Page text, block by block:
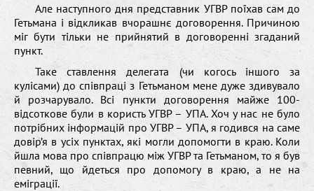
Але наступного дня представник УГВР поїхав сам до
Гетьмана і відкликав вчорашнє договорення. Причиною
міг бути тільки не прийнятий в договоренні згаданий
пункт.
Таке ставлення делегата (чи когось іншого за
кулісами) до співпраці з Гетьманом мене дуже здивувало
й розчарувало. Всі пункти договорення майже 100-
відсоткове були в користь УГВР – УПА. Хоч у нас не було
потрібних інформацій про УГВР – УПА, я годився на саме
довір’я в усіх пунктах, які могли допомогти в краю. Коли
йшла мова про співпрацю між УГВР та Гетьманом, то я був
певний, що йдеться про допомогу в краю, а не на
еміграції.